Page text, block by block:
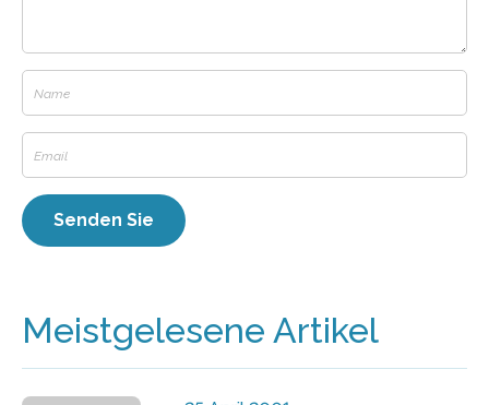
Meistgelesene Artikel